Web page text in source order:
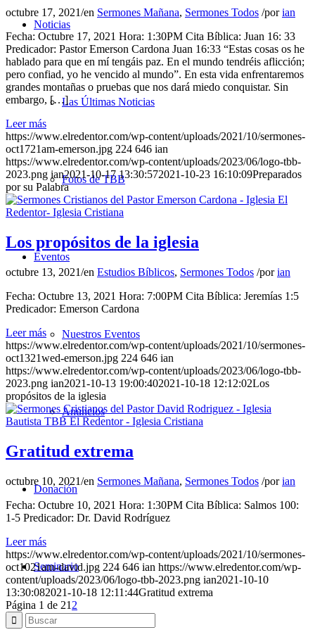
Noticias
Las Últimas Noticias
Fotos de TBB
Eventos
Nuestros Eventos
Anuncios
Donación
Seminario
octubre 17, 2021/en Sermones Mañana, Sermones Todos /porian
Fecha: Octubre 17, 2021 Hora: 1:30PM Cita Bíblica: Juan 16: 33
Predicador: Pastor Emerson Cardona Juan 16:33 “Estas cosas os he
hablado para que en mí tengáis paz. En el mundo tendréis aflicción;
pero confiad, yo he vencido al mundo”. En esta vida enfrentaremos
grandes montañas o pruebas que nos dará miedo conquistar. Sin
embargo, […]
Leer más
https://www.elredentor.com/wp-content/uploads/2021/10/sermones-
oct1721am-emerson.jpg 224 646 ian
https://www.elredentor.com/wp-content/uploads/2023/06/logo-tbb-
2023.png ian2021-10-17 13:30:572021-10-23 16:10:09Preparados
por su Palabra
Los propósitos de la iglesia
octubre 13, 2021/en Estudios Bíblicos, Sermones Todos /porian
Fecha: Octubre 13, 2021 Hora: 7:00PM Cita Bíblica: Jeremías 1:5
Predicador: Emerson Cardona
Leer más
https://www.elredentor.com/wp-content/uploads/2021/10/sermones-
oct1321wed-emerson.jpg 224 646 ian
https://www.elredentor.com/wp-content/uploads/2023/06/logo-tbb-
2023.png ian2021-10-13 19:00:402021-10-18 12:12:02Los
propósitos de la iglesia
Gratitud extrema
octubre 10, 2021/en Sermones Mañana, Sermones Todos /porian
Fecha: Octubre 10, 2021 Hora: 1:30PM Cita Bíblica: Salmos 100:
1-5 Predicador: Dr. David Rodríguez
Leer más
https://www.elredentor.com/wp-content/uploads/2021/10/sermones-
oct1021am-david.jpg 224 646 ian https://www.elredentor.com/wp-
content/uploads/2023/06/logo-tbb-2023.png ian2021-10-10
13:30:082021-10-18 12:11:44Gratitud extrema
Página 1 de 21 2